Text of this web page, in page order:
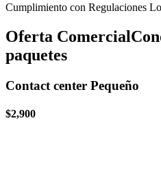
Cumplimiento con Regulaciones
Oferta Comercial
paquetes
Contact center Pequeño
$2,900